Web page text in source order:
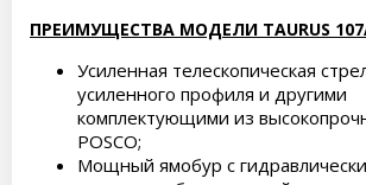
ПРЕИМУЩЕСТВА МОДЕЛИ TAURUS
Усиленная телескопическая
усиленного профиля и другими
комплектующими из
POSCO;
Мощный ямобур с